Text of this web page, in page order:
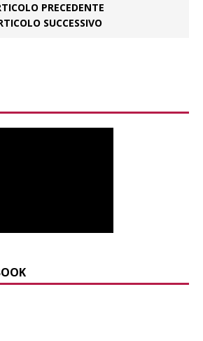
PRECEDENTE
SUCCESSIVO